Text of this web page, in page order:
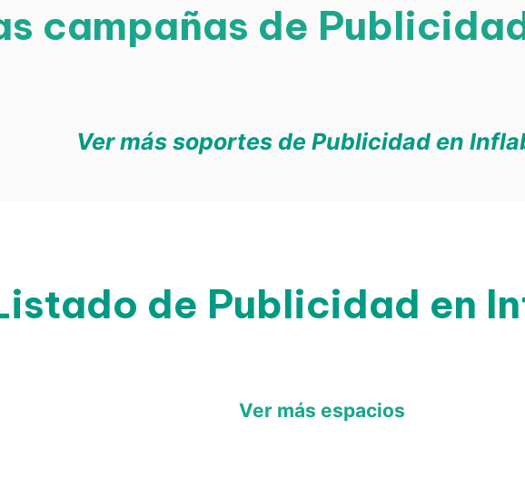
campañas de
Ver más soportes de Publicidad en
de Publicidad en
Ver más espacios